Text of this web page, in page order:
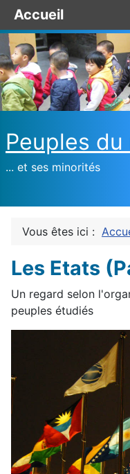
Peuples du
... et ses minorités
Vous êtes ici :
Les Etats
Un regard selon
peuples étudiés
Accueil